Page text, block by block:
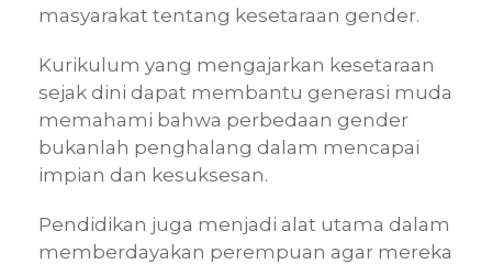
masyarakat tentang kesetaraan gender.
Kurikulum yang mengajarkan kesetaraan
sejak dini dapat membantu generasi muda
memahami bahwa perbedaan gender
bukanlah penghalang dalam mencapai
impian dan kesuksesan.
Pendidikan juga menjadi alat utama dalam
memberdayakan perempuan agar mereka